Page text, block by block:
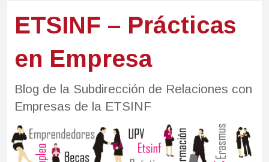
ETSINF – Prácticas
en Empresa
Blog de la Subdirección de Relaciones con
Empresas de la ETSINF